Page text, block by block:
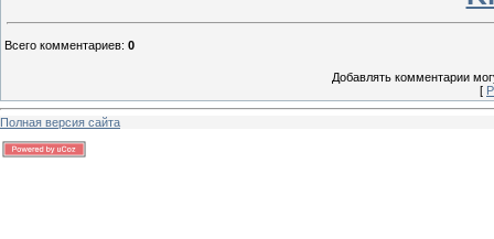
Всего комментариев: 0
Добавлять комментарии
[
Полная версия сайта